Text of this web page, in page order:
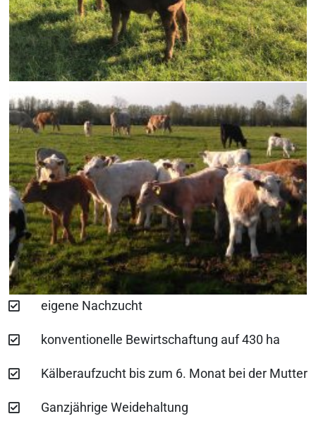
eigene Nachzucht
konventionelle Bewirtschaftung auf 430 ha
Kälberaufzucht bis zum 6. Monat bei der Mutter
Ganzjährige Weidehaltung